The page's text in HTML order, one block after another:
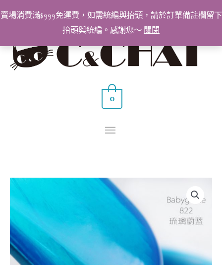
賣場消費滿$999免運費，如需統編與抬頭，請於訂單備註欄留下
抬頭與統編。感謝您～ 關閉
至
要
選
0
BabyGenie
美
罐
裝
色